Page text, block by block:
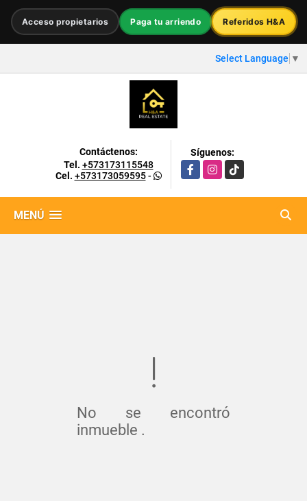
Acceso propietarios Paga tu arriendo Referidos H&A
Select Language ▼
Contáctenos:
Tel. +573173115548
Cel. +573173059595-
Síguenos:
FacebookInstagram
TikTok
MENÚ
No se encontró
inmueble .